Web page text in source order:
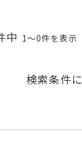
中 1〜0件を表示
検索条件